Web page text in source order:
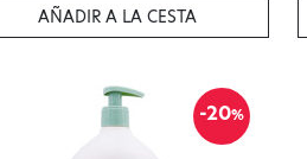
AÑADIR A LA CESTA
-20%